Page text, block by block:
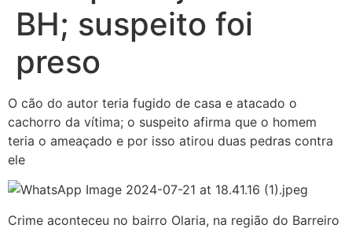
BH; suspeito foi
preso
O cão do autor teria fugido de casa e atacado o
cachorro da vítima; o suspeito afirma que o homem
teria o ameaçado e por isso atirou duas pedras contra
ele
Crime aconteceu no bairro Olaria, na região do Barreiro